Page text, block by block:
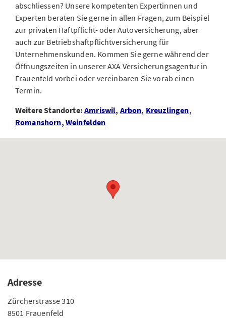
abschliessen? Unsere kompetenten Expertinnen und
Experten beraten Sie gerne in allen Fragen, zum Beispiel
zur privaten Haftpflicht- oder Autoversicherung, aber
auch zur Betriebshaftpflichtversicherung für
Unternehmenskunden. Kommen Sie gerne während der
Öffnungszeiten in unserer AXA Versicherungsagentur in
Frauenfeld vorbei oder vereinbaren Sie vorab einen
Termin.
Weitere Standorte:Amriswil, Arbon, Kreuzlingen,
Romanshorn, Weinfelden
Adresse
Zürcherstrasse 310
8501 Frauenfeld